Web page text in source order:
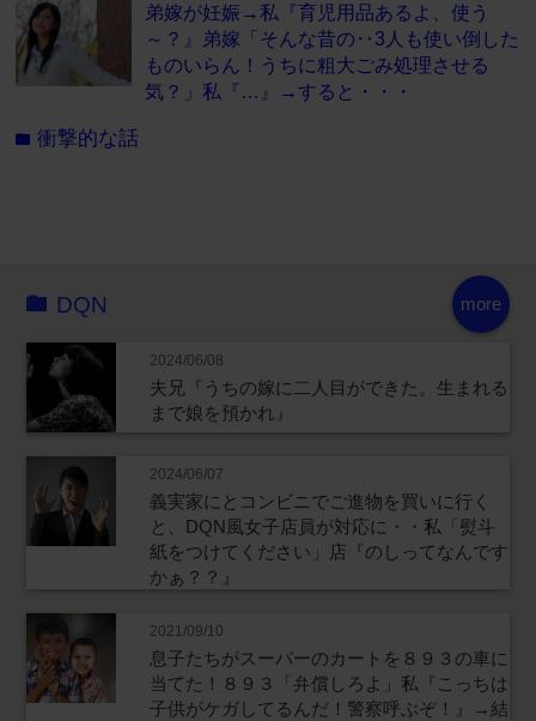
弟嫁が妊娠→私『育児用品あるよ、使う
～？』弟嫁「そんな昔の‥3人も使い倒した
ものいらん！うちに粗大ごみ処理させる
気？」私『…』→すると・・・
folder衝撃的な話
more
DQN
2024/06/08
夫兄『うちの嫁に二人目ができた。生まれる
まで娘を預かれ』
2024/06/07
義実家にとコンビニでご進物を買いに行く
と、DQN風女子店員が対応に・・私「熨斗
紙をつけてください」店『のしってなんです
かぁ？？』
2021/09/10
息子たちがスーパーのカートを８９３の車に
当てた！８９３「弁償しろよ」私『こっちは
子供がケガしてるんだ！警察呼ぶぞ！』→結